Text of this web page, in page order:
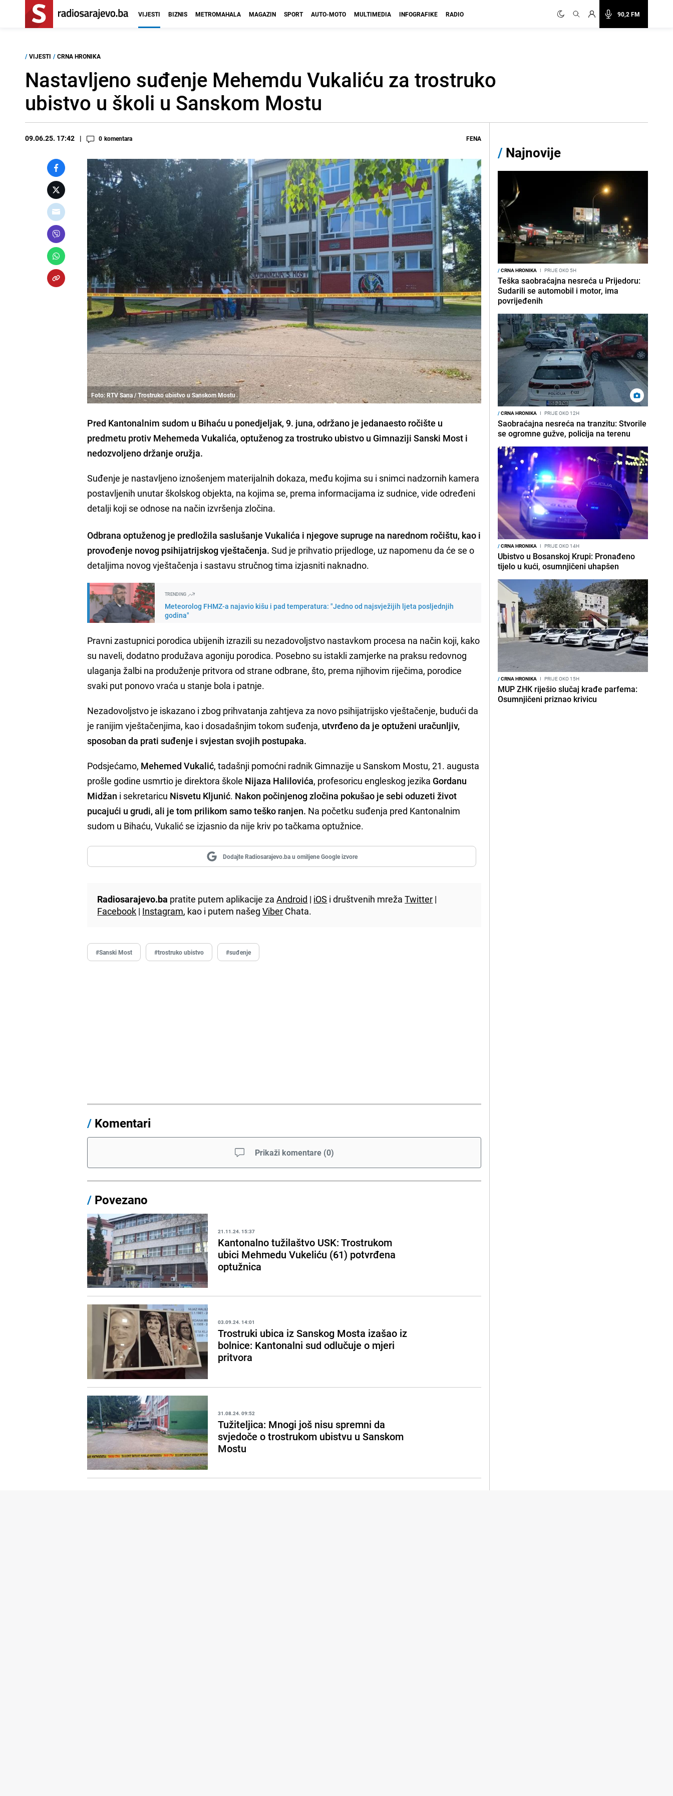
90,2 FM
VIJESTI BIZNIS METROMAHALA MAGAZIN SPORT AUTO-MOTO MULTIMEDIA INFOGRAFIKE RADIO
/ VIJESTI / CRNA HRONIKA
Nastavljeno suđenje Mehemdu Vukaliću za trostruko
ubistvo u školi u Sanskom Mostu
09.06.25. 17:42 0 komentara FENA
Foto: RTV Sana / Trostruko ubistvo u Sanskom Mostu
Pred Kantonalnim sudom u Bihaću u ponedjeljak, 9. juna, održano je jedanaesto ročište u
predmetu protiv Mehemeda Vukalića, optuženog za trostruko ubistvo u Gimnaziji Sanski Most i
nedozvoljeno držanje oružja.
Suđenje je nastavljeno iznošenjem materijalnih dokaza, među kojima su i snimci nadzornih kamera
postavljenih unutar školskog objekta, na kojima se, prema informacijama iz sudnice, vide određeni
detalji koji se odnose na način izvršenja zločina.
Odbrana optuženog je predložila saslušanje Vukalića i njegove supruge na narednom ročištu, kao i
provođenje novog psihijatrijskog vještačenja. Sud je prihvatio prijedloge, uz napomenu da će se o
detaljima novog vještačenja i sastavu stručnog tima izjasniti naknadno.
TRENDING
Meteorolog FHMZ-a najavio kišu i pad temperatura: "Jedno od najsvježijih ljeta posljednjih
godina"
Pravni zastupnici porodica ubijenih izrazili su nezadovoljstvo nastavkom procesa na način koji, kako
su naveli, dodatno produžava agoniju porodica. Posebno su istakli zamjerke na praksu redovnog
ulaganja žalbi na produženje pritvora od strane odbrane, što, prema njihovim riječima, porodice
svaki put ponovo vraća u stanje bola i patnje.
Nezadovoljstvo je iskazano i zbog prihvatanja zahtjeva za novo psihijatrijsko vještačenje, budući da
je ranijim vještačenjima, kao i dosadašnjim tokom suđenja, utvrđeno da je optuženi uračunljiv,
sposoban da prati suđenje i svjestan svojih postupaka.
Podsjećamo, Mehemed Vukalić, tadašnji pomoćni radnik Gimnazije u Sanskom Mostu, 21. augusta
prošle godine usmrtio je direktora škole Nijaza Halilovića, profesoricu engleskog jezika Gordanu
Midžan i sekretaricu Nisvetu Kljunić. Nakon počinjenog zločina pokušao je sebi oduzeti život
pucajući u grudi, ali je tom prilikom samo teško ranjen. Na početku suđenja pred Kantonalnim
sudom u Bihaću, Vukalić se izjasnio da nije kriv po tačkama optužnice.
Dodajte Radiosarajevo.ba u omiljene Google izvore
Radiosarajevo.ba pratite putem aplikacije zaAndroid | iOS i društvenih mrežaTwitter |
Facebook | Instagram, kao i putem našegViber Chata.
#Sanski Most #trostruko ubistvo #suđenje
/ Komentari
Prikaži komentare (0)
/ Povezano
21.11.24. 15:37
Kantonalno tužilaštvo USK: Trostrukom
ubici Mehmedu Vukeliću (61) potvrđena
optužnica
03.09.24. 14:01
Trostruki ubica iz Sanskog Mosta izašao iz
bolnice: Kantonalni sud odlučuje o mjeri
pritvora
31.08.24. 09:52
Tužiteljica: Mnogi još nisu spremni da
svjedoče o trostrukom ubistvu u Sanskom
Mostu
/ Najnovije
/CRNA HRONIKA I PRIJE OKO 5H
Teška saobraćajna nesreća u Prijedoru:
Sudarili se automobil i motor, ima
povrijeđenih
/CRNA HRONIKA I PRIJE OKO 12H
Saobraćajna nesreća na tranzitu: Stvorile
se ogromne gužve, policija na terenu
/CRNA HRONIKA I PRIJE OKO 14H
Ubistvo u Bosanskoj Krupi: Pronađeno
tijelo u kući, osumnjičeni uhapšen
/CRNA HRONIKA I PRIJE OKO 15H
MUP ZHK riješio slučaj krađe parfema:
Osumnjičeni priznao krivicu